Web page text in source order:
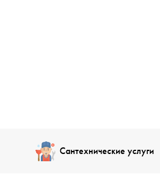
Сантехнические услуги